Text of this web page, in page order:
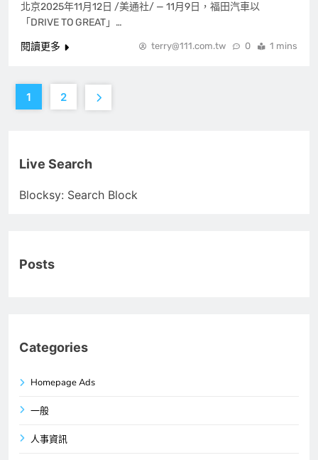
北京2025年11月12日 /美通社/ — 11月9日，福田汽車以
「DRIVE TO GREAT」…
閱讀更多
terry@111.com.tw 0 1 mins
1 2
Live Search
Blocksy: Search Block
Posts
Categories
Homepage Ads
一般
人事資訊